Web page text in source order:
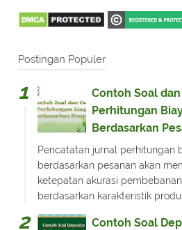
Postingan Populer
Contoh Soal dan
Perhitungan
Berdasarkan
Pencatatan jurnal perhitungan
berdasarkan pesanan akan
ketepatan akurasi
berdasarkan karakteristik produk
Contoh Soal